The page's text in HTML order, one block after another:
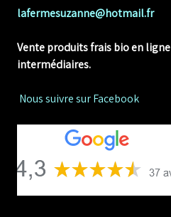
lafermesuzanne@hotmail.fr
Vente produits frais bio en ligne
intermédiaires.
Nous suivre sur Facebook